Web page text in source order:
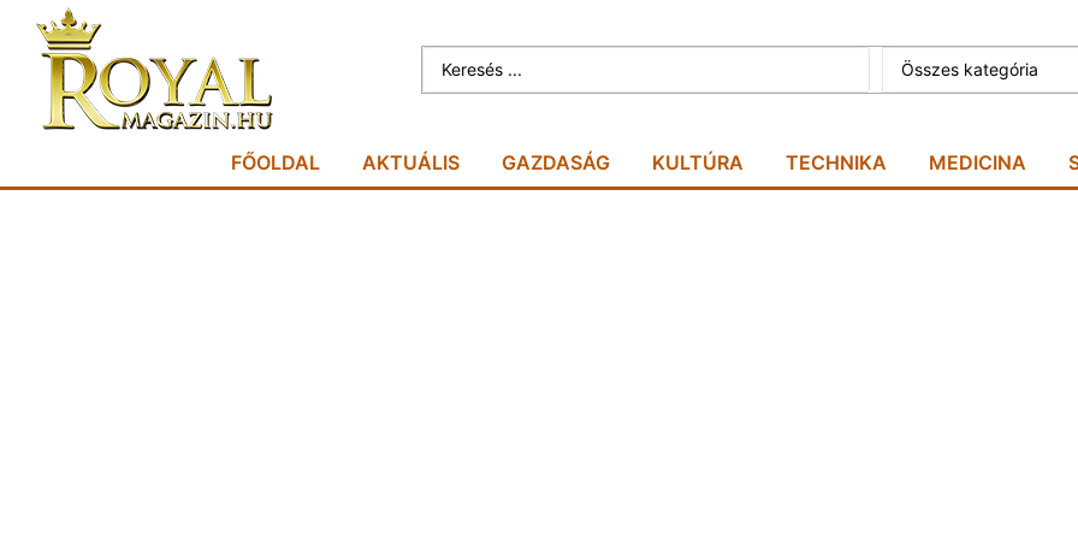
Összes kategória
FŐOLDAL AKTUÁLIS GAZDASÁG KULTÚRA TECHNIKA MEDICINA